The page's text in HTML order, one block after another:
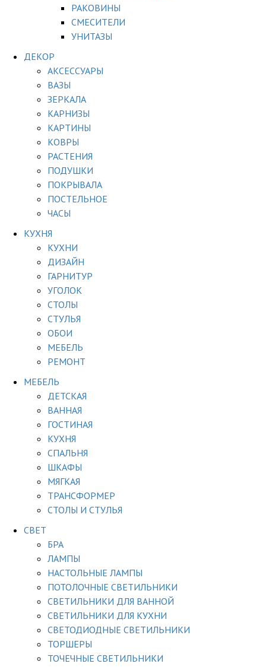
РАКОВИНЫ
СМЕСИТЕЛИ
УНИТАЗЫ
ДЕКОР
АКСЕССУАРЫ
ВАЗЫ
ЗЕРКАЛА
КАРНИЗЫ
КАРТИНЫ
КОВРЫ
РАСТЕНИЯ
ПОДУШКИ
ПОКРЫВАЛА
ПОСТЕЛЬНОЕ
ЧАСЫ
КУХНЯ
КУХНИ
ДИЗАЙН
ГАРНИТУР
УГОЛОК
СТОЛЫ
СТУЛЬЯ
ОБОИ
МЕБЕЛЬ
РЕМОНТ
МЕБЕЛЬ
ДЕТСКАЯ
ВАННАЯ
ГОСТИНАЯ
КУХНЯ
СПАЛЬНЯ
ШКАФЫ
МЯГКАЯ
ТРАНСФОРМЕР
СТОЛЫ И СТУЛЬЯ
СВЕТ
БРА
ЛАМПЫ
НАСТОЛЬНЫЕ ЛАМПЫ
ПОТОЛОЧНЫЕ СВЕТИЛЬНИКИ
СВЕТИЛЬНИКИ ДЛЯ ВАННОЙ
СВЕТИЛЬНИКИ ДЛЯ КУХНИ
СВЕТОДИОДНЫЕ СВЕТИЛЬНИКИ
ТОРШЕРЫ
ТОЧЕЧНЫЕ СВЕТИЛЬНИКИ